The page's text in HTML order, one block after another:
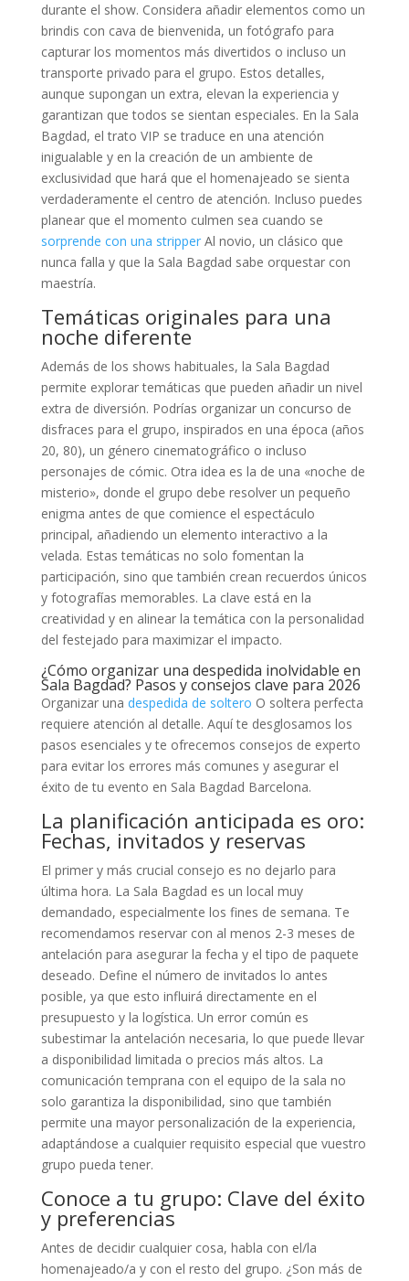
durante el show. Considera añadir elementos como un
brindis con cava de bienvenida, un fotógrafo para
capturar los momentos más divertidos o incluso un
transporte privado para el grupo. Estos detalles,
aunque supongan un extra, elevan la experiencia y
garantizan que todos se sientan especiales. En la Sala
Bagdad, el trato VIP se traduce en una atención
inigualable y en la creación de un ambiente de
exclusividad que hará que el homenajeado se sienta
verdaderamente el centro de atención. Incluso puedes
planear que el momento culmen sea cuando se
sorprende con una stripperAl novio, un clásico que
nunca falla y que la Sala Bagdad sabe orquestar con
maestría.
Temáticas originales para una
noche diferente
Además de los shows habituales, la Sala Bagdad
permite explorar temáticas que pueden añadir un nivel
extra de diversión. Podrías organizar un concurso de
disfraces para el grupo, inspirados en una época (años
20, 80), un género cinematográfico o incluso
personajes de cómic. Otra idea es la de una «noche de
misterio», donde el grupo debe resolver un pequeño
enigma antes de que comience el espectáculo
principal, añadiendo un elemento interactivo a la
velada. Estas temáticas no solo fomentan la
participación, sino que también crean recuerdos únicos
y fotografías memorables. La clave está en la
creatividad y en alinear la temática con la personalidad
del festejado para maximizar el impacto.
¿Cómo organizar una despedida inolvidable en
Sala Bagdad? Pasos y consejos clave para 2026
Organizar una despedida de soltero O soltera perfecta
requiere atención al detalle. Aquí te desglosamos los
pasos esenciales y te ofrecemos consejos de experto
para evitar los errores más comunes y asegurar el
éxito de tu evento en Sala Bagdad Barcelona.
La planificación anticipada es oro:
Fechas, invitados y reservas
El primer y más crucial consejo es no dejarlo para
última hora. La Sala Bagdad es un local muy
demandado, especialmente los fines de semana. Te
recomendamos reservar con al menos 2-3 meses de
antelación para asegurar la fecha y el tipo de paquete
deseado. Define el número de invitados lo antes
posible, ya que esto influirá directamente en el
presupuesto y la logística. Un error común es
subestimar la antelación necesaria, lo que puede llevar
a disponibilidad limitada o precios más altos. La
comunicación temprana con el equipo de la sala no
solo garantiza la disponibilidad, sino que también
permite una mayor personalización de la experiencia,
adaptándose a cualquier requisito especial que vuestro
grupo pueda tener.
Conoce a tu grupo: Clave del éxito
y preferencias
Antes de decidir cualquier cosa, habla con el/la
homenajeado/a y con el resto del grupo. ¿Son más de